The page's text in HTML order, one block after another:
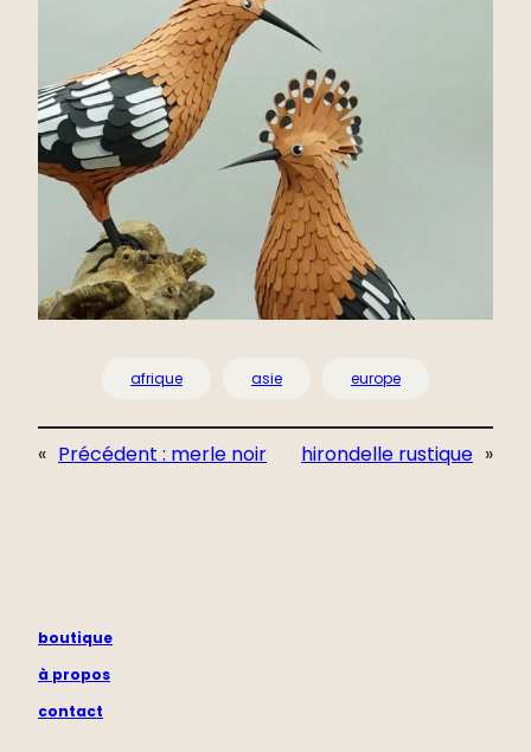
afrique asie europe
« Précédent : merle noir hirondelle rustique »
boutique
à propos
contact